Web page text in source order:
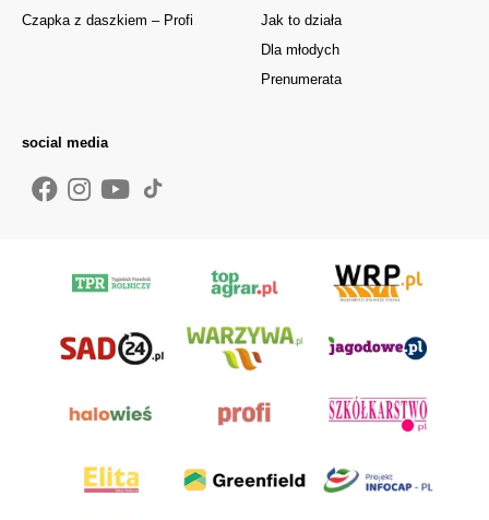
Jak to działa
Dla młodych
Prenumerata
Czapka z daszkiem – Profi
social media